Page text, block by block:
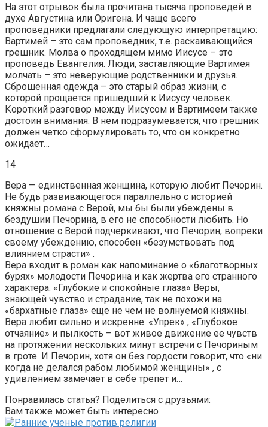
На этот отрывок была прочитана тысяча проповедей в
духе Августина или Оригена. И чаще всего
проповедники предлагали следующую интерпретацию:
Вартимей – это сам проповедник, т.е. раскаивающийся
грешник. Молва о проходящем мимо Иисусе – это
проповедь Евангелия. Люди, заставляющие Вартимея
молчать – это неверующие родственники и друзья.
Сброшенная одежда – это старый образ жизни, с
которой прощается пришедший к Иисусу человек.
Короткий разговор между Иисусом и Вартимеем также
достоин внимания. В нем подразумевается, что грешник
должен четко сформулировать то, что он конкретно
ожидает…
14
Вера — единственная женщина, которую любит Печорин.
Не будь развивающегося параллельно с историей
княжны романа с Верой, мы бы были убеждены в
бездушии Печорина, в его не способности любить. Но
отношение с Верой подчеркивают, что Печорин, вопреки
своему убеждению, способен «безумствовать под
влиянием страсти» .
Вера входит в роман как напоминание о «благотворных
бурях» молодости Печорина и как жертва его странного
характера. «Глубокие и спокойные глаза» Веры,
знающей чувство и страдание, так не похожи на
«бархатные глаза» еще не чем не волнуемой княжны.
Вера любит сильно и искренне. «Упрек» , «Глубокое
отчаяние» и пылкость – вот живое движение ее чувств
на протяжении нескольких минут встречи с Печориным
в гроте. И Печорин, хотя он без гордости говорит, что «ни
когда не делался рабом любимой женщины» , с
удивлением замечает в себе трепет и…
Понравилась статья? Поделиться с друзьями:
Вам также может быть интересно